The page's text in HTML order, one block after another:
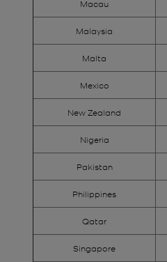
Macau
Malaysia
Malta
Mexico
New Zealand
Nigeria
Pakistan
Philippines
Qatar
Singapore